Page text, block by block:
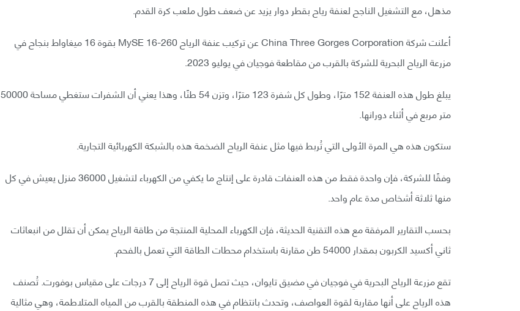
مذهل، مع التشغيل الناجح لعنفة رياح بقطر دوار يزيد عن ضعف طول ملعب كرة القدم.
أعلنت شركة China Three Gorges Corporation عن تركيب عنفة الرياح MySE 16-260 بقوة 16 ميغاواط بنجاح في
مزرعة الرياح البحرية للشركة بالقرب من مقاطعة فوجيان في يوليو 2023.
يبلغ طول هذه العنفة 152 مترًا، وطول كل شفرة 123 مترًا، وتزن 54 طنًا، وهذا يعني أن الشفرات ستغطي مساحة 50000
متر مربع في أثناء دورانها.
ستكون هذه هي المرة الأولى التي تُربط فيها مثل عنفة الرياح الضخمة هذه بالشبكة الكهربائية التجارية.
وفقًا للشركة، فإن واحدة فقط من هذه العنفات قادرة على إنتاج ما يكفي من الكهرباء لتشغيل 36000 منزل يعيش في كل
منها ثلاثة أشخاص مدة عام واحد.
بحسب التقارير المرفقة مع هذه التقنية الحديثة، فإن الكهرباء المحلية المنتجة من طاقة الرياح يمكن أن تقلل من انبعاثات
ثاني أكسيد الكربون بمقدار 54000 طن مقارنة باستخدام محطات الطاقة التي تعمل بالفحم.
تقع مزرعة الرياح البحرية في فوجيان في مضيق تايوان، حيث تصل قوة الرياح إلى 7 درجات على مقياس بوفورت. تُصنف
هذه الرياح على أنها مقاربة لقوة العواصف، وتحدث بانتظام في هذه المنطقة بالقرب من المياه المتلاطمة، وهي مثالية